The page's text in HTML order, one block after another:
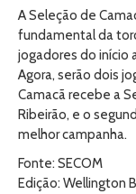
A Seleção de
fundamental da
jogadores do início
Agora, serão dois
Camacã recebe a
Ribeirão, e o
melhor campanha.
Fonte: SECOM
Edição: Wellington